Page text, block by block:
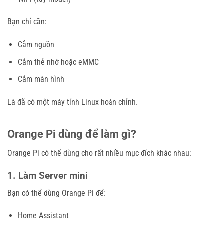
Bạn chỉ cần:
Cắm nguồn
Cắm thẻ nhớ hoặc eMMC
Cắm màn hình
Là đã có một máy tính Linux hoàn chỉnh.
Orange Pi dùng để làm gì?
Orange Pi có thể dùng cho rất nhiều mục đích khác nhau:
1. Làm Server mini
Bạn có thể dùng Orange Pi để:
Home Assistant